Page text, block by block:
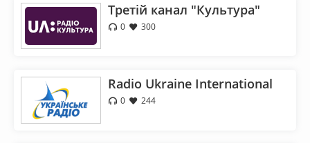
Третій канал "Культура"
0 300
Radio Ukraine International
0 244